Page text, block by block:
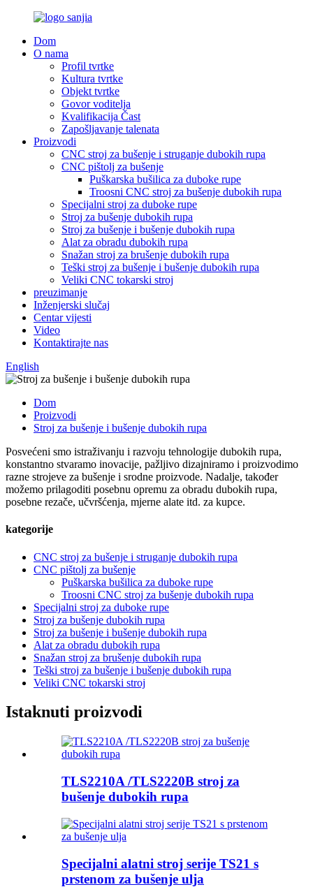
Dom
O nama
Profil tvrtke
Kultura tvrtke
Objekt tvrtke
Govor voditelja
Kvalifikacija Čast
Zapošljavanje talenata
Proizvodi
CNC stroj za bušenje i struganje dubokih rupa
CNC pištolj za bušenje
Puškarska bušilica za duboke rupe
Troosni CNC stroj za bušenje dubokih rupa
Specijalni stroj za duboke rupe
Stroj za bušenje dubokih rupa
Stroj za bušenje i bušenje dubokih rupa
Alat za obradu dubokih rupa
Snažan stroj za brušenje dubokih rupa
Teški stroj za bušenje i bušenje dubokih rupa
Veliki CNC tokarski stroj
preuzimanje
Inženjerski slučaj
Centar vijesti
Video
Kontaktirajte nas
English
Dom
Proizvodi
Stroj za bušenje i bušenje dubokih rupa
Posvećeni smo istraživanju i razvoju tehnologije dubokih rupa,
konstantno stvaramo inovacije, pažljivo dizajniramo i proizvodimo
razne strojeve za bušenje i srodne proizvode. Nadalje, također
možemo prilagoditi posebnu opremu za obradu dubokih rupa,
posebne rezače, učvršćenja, mjerne alate itd. za kupce.
kategorije
CNC stroj za bušenje i struganje dubokih rupa
CNC pištolj za bušenje
Puškarska bušilica za duboke rupe
Troosni CNC stroj za bušenje dubokih rupa
Specijalni stroj za duboke rupe
Stroj za bušenje dubokih rupa
Stroj za bušenje i bušenje dubokih rupa
Alat za obradu dubokih rupa
Snažan stroj za brušenje dubokih rupa
Teški stroj za bušenje i bušenje dubokih rupa
Veliki CNC tokarski stroj
Istaknuti proizvodi
TLS2210A /TLS2220B stroj za
bušenje dubokih rupa
Specijalni alatni stroj serije TS21 s
prstenom za bušenje ulja